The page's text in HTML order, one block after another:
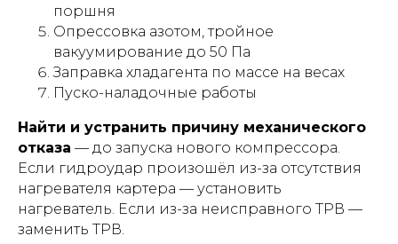
поршня
Опрессовка азотом, тройное
вакуумирование до 50 Па
Заправка хладагента по массе на весах
Пуско-наладочные работы
Найти и устранить причину механического
отказа — до запуска нового компрессора.
Если гидроудар произошёл из-за отсутствия
нагревателя картера — установить
нагреватель. Если из-за неисправного ТРВ —
заменить ТРВ.